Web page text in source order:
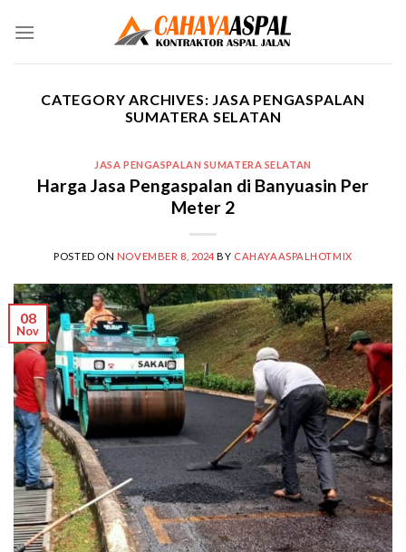
CATEGORY ARCHIVES: JASA PENGASPALAN
SUMATERA SELATAN
JASA PENGASPALAN SUMATERA SELATAN
Harga Jasa Pengaspalan di Banyuasin Per
Meter 2
POSTED ON NOVEMBER 8, 2024 BY CAHAYAASPALHOTMIX
08
Nov